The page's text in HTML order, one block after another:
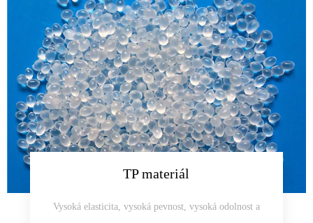
TP materiál
Vysoká elasticita, vysoká pevnost, vysoká odolnost a